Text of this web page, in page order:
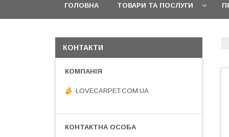
ГОЛОВНА ТОВАРИ ТА ПОСЛУГИ
КОНТАКТИ
LOVECARPET.COM.UA